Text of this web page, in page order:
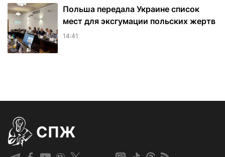
Польша передала Украине список
мест для эксгумации польских жертв
14:41
СПЖ